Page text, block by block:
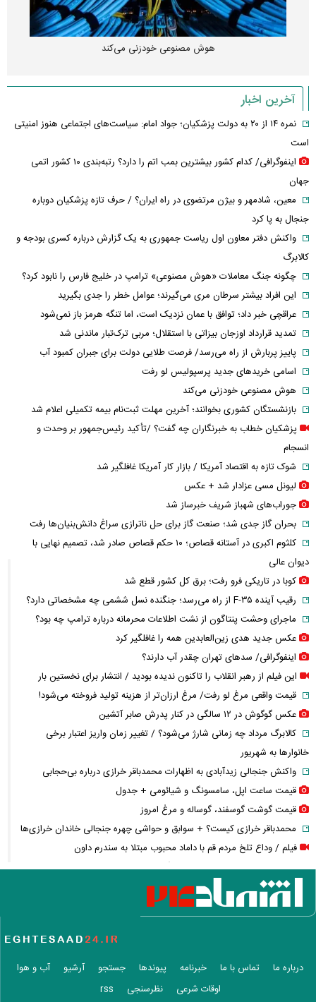
هوش مصنوعی خودزنی می‌کند
آخرین اخبار
نمره ۱۴ از ۲۰ به دولت پزشکیان؛ جواد امام: سیاست‌های اجتماعی هنوز امنیتی
است
اینفوگرافی/ کدام کشور بیشترین بمب اتم را دارد؟ رتبه‌بندی ۱۰ کشور اتمی
جهان
معین، شادمهر و بیژن مرتضوی در راه ایران؟ / حرف تازه پزشکیان دوباره
جنجال به پا کرد
واکنش دفتر معاون اول ریاست جمهوری به یک گزارش درباره کسری بودجه و
کالابرگ
چگونه جنگ معاملات «هوش مصنوعی» ترامپ در خلیج فارس را نابود کرد؟
این افراد بیشتر سرطان مری می‌گیرند؛ عوامل خطر را جدی بگیرید
عراقچی خبر داد؛ توافق با عمان نزدیک است، اما تنگه هرمز باز نمی‌شود
تمدید قرارداد اوزجان بیزاتی با استقلال؛ مربی ترک‌تبار ماندنی شد
پاییز پربارش از راه می‌رسد/ فرصت طلایی دولت برای جبران کمبود آب
اسامی خریدهای جدید پرسپولیس لو رفت
هوش مصنوعی خودزنی می‌کند
بازنشستگان کشوری بخوانند؛ آخرین مهلت ثبت‌نام بیمه تکمیلی اعلام شد
پزشکیان خطاب به خبرنگاران چه گفت؟ /تأکید رئیس‌جمهور بر وحدت و
انسجام
شوک تازه به اقتصاد آمریکا / بازار کار آمریکا غافلگیر شد
لیونل مسی عزادار شد + عکس
جوراب‌های شهباز شریف خبرساز شد
بحران گاز جدی شد؛ صنعت گاز برای حل ناترازی سراغ دانش‌بنیان‌ها رفت
کلثوم اکبری در آستانه قصاص؛ ۱۰ حکم قصاص صادر شد، تصمیم نهایی با
دیوان عالی
کوبا در تاریکی فرو رفت؛ برق کل کشور قطع شد
رقیب آینده F-۳۵ از راه می‌رسد؛ جنگنده نسل ششمی چه مشخصاتی دارد؟
ماجرای وحشت پنتاگون از نشت اطلاعات محرمانه درباره ترامپ چه بود؟
عکس جدید هدی زین‌العابدین همه را غافلگیر کرد
اینفوگرافی/ سدهای تهران چقدر آب دارند؟
این فیلم از رهبر انقلاب را تاکنون ندیده بودید / انتشار برای نخستین بار
قیمت واقعی مرغ لو رفت/ مرغ ارزان‌تر از هزینه تولید فروخته می‌شود!
عکس گوگوش در ۱۲ سالگی در کنار پدرش صابر آتشین
کالابرگ مرداد چه زمانی شارژ می‌شود؟ / تغییر زمان واریز اعتبار برخی
خانوارها به شهریور
واکنش جنجالی زیدآبادی به اظهارات محمدباقر خرازی درباره بی‌حجابی
قیمت ساعت اپل، سامسونگ و شیائومی + جدول
قیمت گوشت گوسفند، گوساله و مرغ امروز
محمدباقر خرازی کیست؟ + سوابق و حواشی چهره جنجالی خاندان خرازی‌ها
فیلم / وداع تلخ مردم قم با داماد محبوب مبتلا به سندرم داون
قوه قضاییه: محمدباقر خرازی به دادگاه ویژه روحانیت احضار شد + ویدئو
بمب پرسپولیس خنثی شد؛ قید این بازیکن را بزنید!
قیمت دلار امروز چقدر شد؟ ریزش ۶ هزار تومانی دلار و ۷ هزار تومانی یورو +
جدول
حمیدرضا رجب‌زاده کیست؟ / قتل هولناک مداح سرشناس پس از ربایش/
درباره ما تماس با ما خبرنامه پیوندها جستجو آرشیو
آب و هوا
اوقات شرعی
نظرسنجی rss